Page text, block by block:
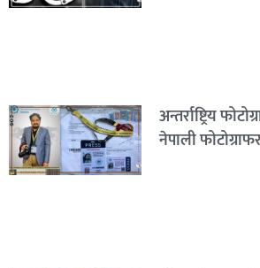
अन्तर्राष्ट्रिय
नेपाली